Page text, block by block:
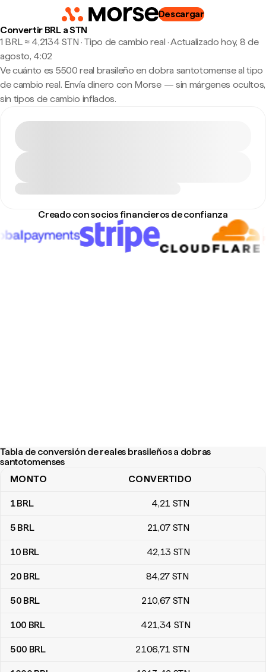
Descargar
Convertir BRL a STN
1 BRL ≈ 4,2134 STN · Tipo de cambio real ·Actualizado hoy, 8 de
agosto, 4:02
Ve cuánto es 5500 real brasileño en dobra santotomense al tipo
de cambio real. Envía dinero con Morse — sin márgenes ocultos,
sin tipos de cambio inflados.
Creado con socios financieros de confianza
Tabla de conversión de reales brasileños a dobras
santotomenses
Tabla de conversión de reales brasileños a dobras
MONTO CONVERTIDO
1BRL 4,21 STN
5 BRL 21,07 STN
10 BRL 42,13 STN
20 BRL 84,27 STN
50 BRL 210,67 STN
100 BRL 421,34 STN
500 BRL 2106,71 STN